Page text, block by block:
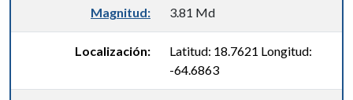
Magnitud: 3.81 Md
Localización:
Latitud: 18.7621 Longitud:
-64.6863